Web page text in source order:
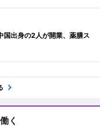
出身の2人が開業、薬膳ス
く